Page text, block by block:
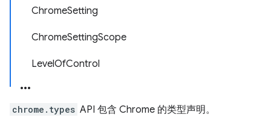
ChromeSetting
ChromeSettingScope
LevelOfControl
chrome.types API 包含 Chrome 的类型声明。